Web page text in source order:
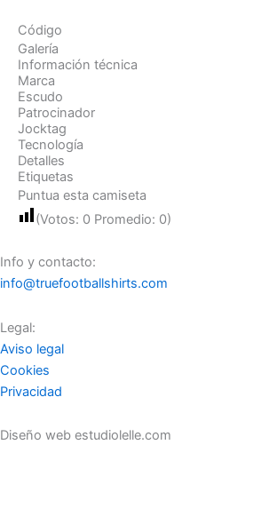
Código
Galería
Información técnica
Marca
Escudo
Patrocinador
Jocktag
Tecnología
Detalles
Etiquetas
Puntua esta camiseta
(Votos: 0 Promedio: 0)
Info y contacto:
info@truefootballshirts.com
Legal:
Aviso legal
Cookies
Privacidad
Diseño web estudiolelle.com